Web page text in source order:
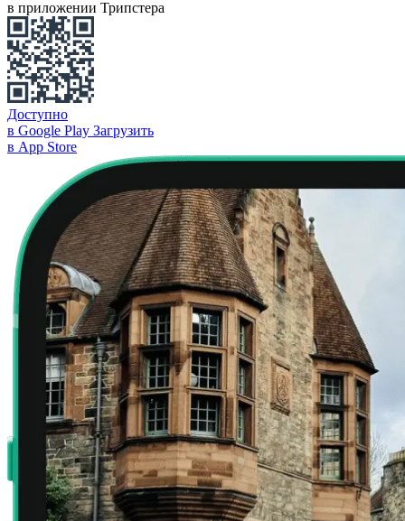
в приложении Трипстера
Доступно
в Google Play Загрузить
в App Store